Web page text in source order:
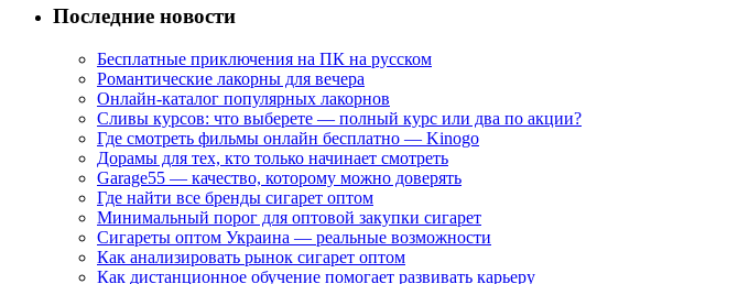
Последние новости
Бесплатные приключения на ПК на русском
Романтические лакорны для вечера
Онлайн-каталог популярных лакорнов
Сливы курсов: что выберете — полный курс или два по акции?
Где смотреть фильмы онлайн бесплатно — Kinogo
Дорамы для тех, кто только начинает смотреть
Garage55 — качество, которому можно доверять
Где найти все бренды сигарет оптом
Минимальный порог для оптовой закупки сигарет
Сигареты оптом Украина — реальные возможности
Как анализировать рынок сигарет оптом
Как дистанционное обучение помогает развивать карьеру